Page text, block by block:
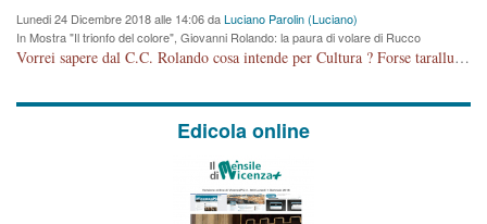
Lunedi 24 Dicembre 2018 alle 14:06 daLuciano Parolin (Luciano)
In Mostra "Il trionfo del colore", Giovanni Rolando: la paura di volare di Rucco
Vorrei sapere dal C.C. Rolando cosa intende per Cultura ? Forse tarallucci, vino e sagre, o spaghetti tricolori del PD ? Il continuo (s)parlare della mostra a Palazzo Chiericati caro consigliere DANNEGGIA FORTEMENTE l'immagine della città TUTTA e fa deviare i consensi che in RUSSIA (badi bene ex U.R.S.S.) sono ECCELLENTI. A livello artistico l'evento è di alta Valenza culturale, COMPITO di Tutta la Cittadinanza fare il possibile per propagandare l'iniziativa senza farne UN CASO PARTITICO come fa Lei da sempre. Meno Gazebo + Partecipazione! E così sia. Amen.
Edicola online